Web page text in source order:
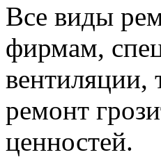
Все виды
фирмам,
ремонт
ценностей.